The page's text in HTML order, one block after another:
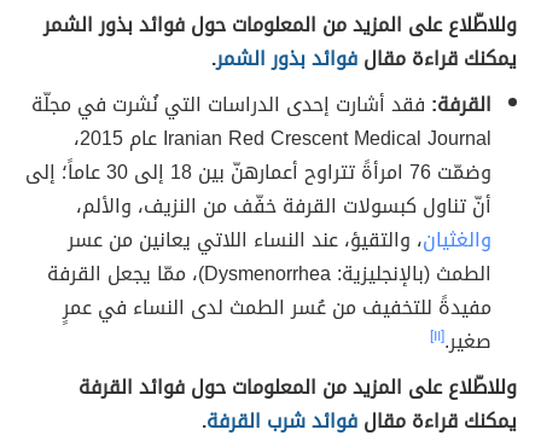
وللاطّلاع على المزيد من المعلومات حول فوائد بذور الشمر
يمكنك قراءة مقالفوائد بذور الشمر.
القرفة: فقد أشارت إحدى الدراسات التي نُشرت في مجلّة
Iranian Red Crescent Medical Journal عام 2015،
وضمّت 76 امرأةً تتراوح أعمارهنّ بين 18 إلى 30 عاماً؛ إلى
أنّ تناول كبسولات القرفة خفّف من النزيف، والألم،
والغثيان، والتقيؤ، عند النساء اللاتي يعانين من عسر
الطمث (بالإنجليزية: Dysmenorrhea)‏، ممّا يجعل القرفة
مفيدةً للتخفيف من عُسر الطمث لدى النساء في عمرٍ
صغير.[١١]
وللاطّلاع على المزيد من المعلومات حول فوائد القرفة
يمكنك قراءة مقالفوائد شرب القرفة.